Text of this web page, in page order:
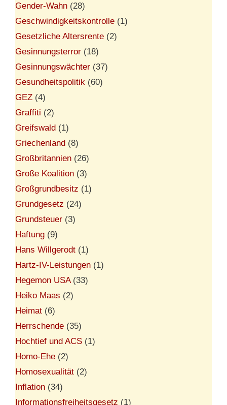
Gender-Wahn (28)
Geschwindigkeitskontrolle (1)
Gesetzliche Altersrente (2)
Gesinnungsterror (18)
Gesinnungswächter (37)
Gesundheitspolitik (60)
GEZ (4)
Graffiti (2)
Greifswald (1)
Griechenland (8)
Großbritannien (26)
Große Koalition (3)
Großgrundbesitz (1)
Grundgesetz (24)
Grundsteuer (3)
Haftung (9)
Hans Willgerodt (1)
Hartz-IV-Leistungen (1)
Hegemon USA(33)
Heiko Maas (2)
Heimat (6)
Herrschende (35)
Hochtief und ACS (1)
Homo-Ehe (2)
Homosexualität (2)
Inflation (34)
Informationsfreiheitsgesetz (1)